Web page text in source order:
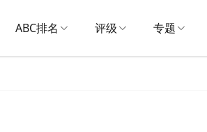
ABC排名 评级 专题